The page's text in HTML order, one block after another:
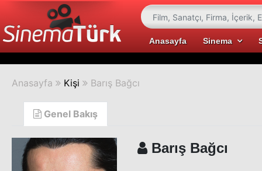
Anasayfa Sinema
Anasayfa Kişi Barış Bağcı
Genel Bakış
Barış Bağcı